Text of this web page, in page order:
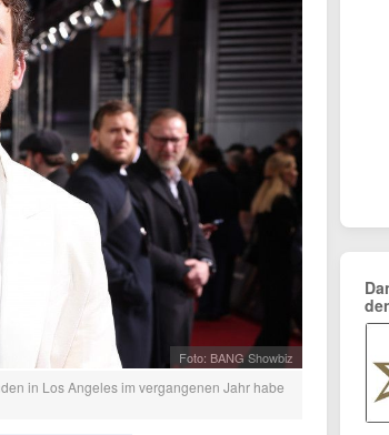
Foto: BANG Showbiz
in Los Angeles im vergangenen Jahr habe